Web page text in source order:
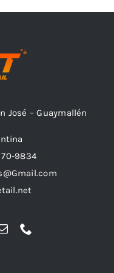
José – Guaymallén
70-9834